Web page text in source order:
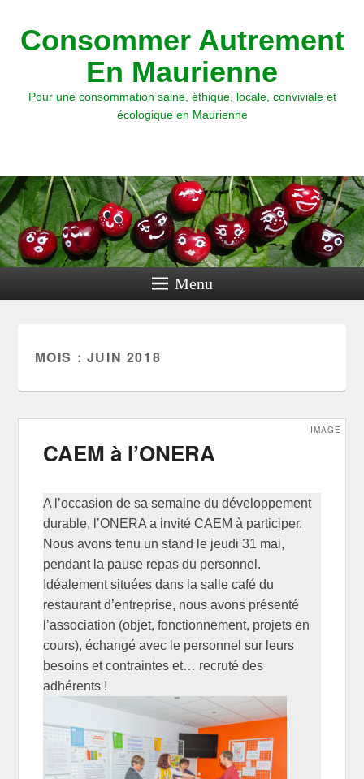
Consommer Autrement
En Maurienne
Pour une consommation saine, éthique, locale, conviviale et
écologique en Maurienne
Menu
MOIS : JUIN 2018
CAEM à l’ONERA
IMAGE
A l’occasion de sa semaine du développement
durable, l’ONERA a invité CAEM à participer.
Nous avons tenu un stand le jeudi 31 mai,
pendant la pause repas du personnel.
Idéalement situées dans la salle café du
restaurant d’entreprise, nous avons présenté
l’association (objet, fonctionnement, projets en
cours), échangé avec le personnel sur leurs
besoins et contraintes et… recruté des
adhérents !